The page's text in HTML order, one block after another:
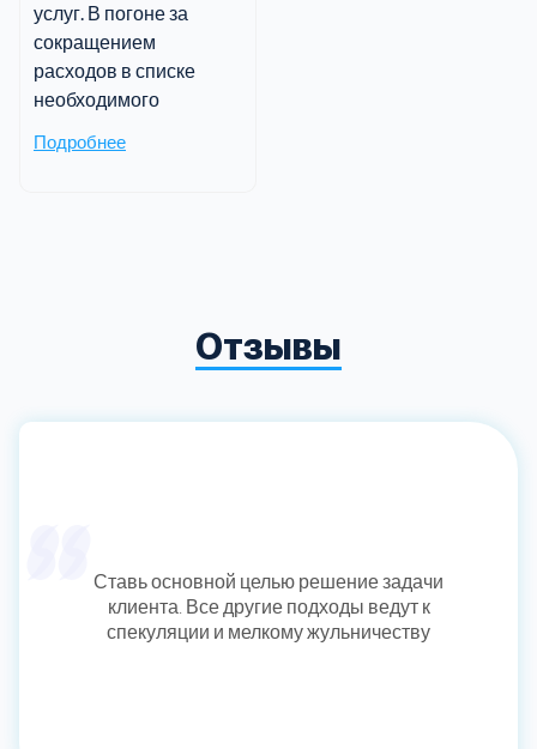
услуг. В погоне за
сокращением
расходов в списке
необходимого
Подробнее
Отзывы
Ставь основной целью решение задачи
клиента. Все другие подходы ведут к
спекуляции и мелкому жульничеству